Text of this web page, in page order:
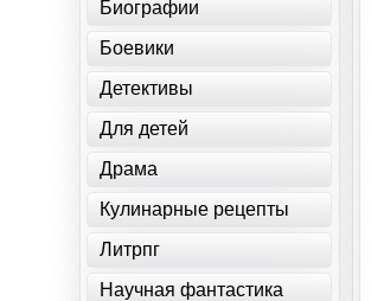
Биографии
Боевики
Детективы
Для детей
Драма
Кулинарные рецепты
Литрпг
Научная фантастика